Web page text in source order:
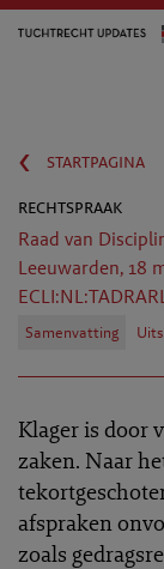
‹
startpagina
rechtspraak
Raad van
Leeuwarden, 18
Samenvatting
Klager is door
zaken. Naar
afspraken
zoals